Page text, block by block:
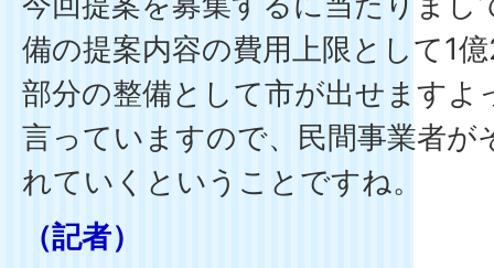
備の提案内容の費用上限として1
部分の整備として市が出せますよ
言っていますので、民間事業者が
れていくということですね。
（記者）